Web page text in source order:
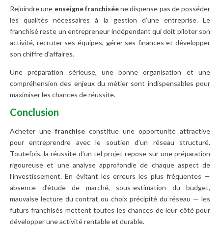
Rejoindre une enseigne franchiséene dispense pas de posséder
les qualités nécessaires à la gestion d’une entreprise. Le
franchisé reste un entrepreneur indépendant qui doit piloter son
activité, recruter ses équipes, gérer ses finances et développer
son chiffre d’affaires.
Une préparation sérieuse, une bonne organisation et une
compréhension des enjeux du métier sont indispensables pour
maximiser les chances de réussite.
Conclusion
Acheter une franchise constitue une opportunité attractive
pour entreprendre avec le soutien d’un réseau structuré.
Toutefois, la réussite d’un tel projet repose sur une préparation
rigoureuse et une analyse approfondie de chaque aspect de
l’investissement. En évitant les erreurs les plus fréquentes —
absence d’étude de marché, sous-estimation du budget,
mauvaise lecture du contrat ou choix précipité du réseau — les
futurs franchisés mettent toutes les chances de leur côté pour
développer une activité rentable et durable.